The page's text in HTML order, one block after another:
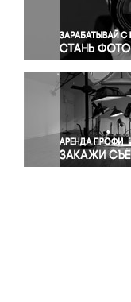
Правосудие
Религия
Светская
Спорт
Экология
Экономика